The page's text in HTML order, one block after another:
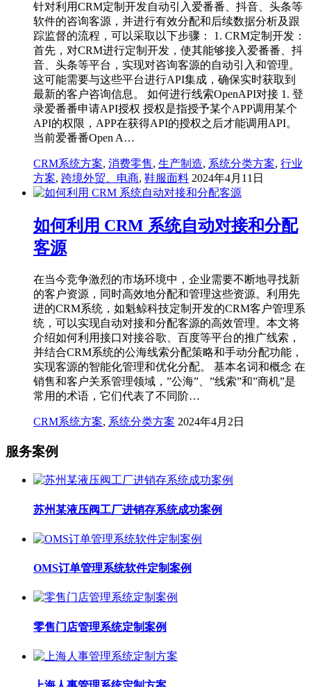
针对利用CRM定制开发自动引入爱番番、抖音、头条等
软件的咨询客源，并进行有效分配和后续数据分析及跟
踪监督的流程，可以采取以下步骤： 1. CRM定制开发：
首先，对CRM进行定制开发，使其能够接入爱番番、抖
音、头条等平台，实现对咨询客源的自动引入和管理。
这可能需要与这些平台进行API集成，确保实时获取到
最新的客户咨询信息。 如何进行线索OpenAPI对接 1. 登
录爱番番申请API授权 授权是指授予某个APP调用某个
API的权限，APP在获得API的授权之后才能调用API。
当前爱番番Open A…
CRM系统方案, 消费零售, 生产制造, 系统分类方案, 行业
方案, 跨境外贸、电商, 鞋服面料 2024年4月11日
如何利用 CRM 系统自动对接和分配
客源
在当今竞争激烈的市场环境中，企业需要不断地寻找新
的客户资源，同时高效地分配和管理这些资源。利用先
进的CRM系统，如魁鲸科技定制开发的CRM客户管理系
统，可以实现自动对接和分配客源的高效管理。本文将
介绍如何利用接口对接谷歌、百度等平台的推广线索，
并结合CRM系统的公海线索分配策略和手动分配功能，
实现客源的智能化管理和优化分配。 基本名词和概念 在
销售和客户关系管理领域，”公海”、”线索”和”商机”是
常用的术语，它们代表了不同阶…
CRM系统方案, 系统分类方案 2024年4月2日
服务案例
苏州某液压阀工厂进销存系统成功案例
OMS订单管理系统软件定制案例
零售门店管理系统定制案例